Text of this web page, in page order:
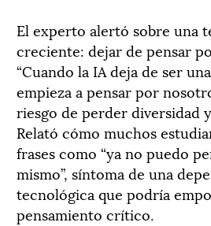
El experto alertó sobre una
creciente: dejar de pensar
“Cuando la IA deja de ser
empieza a pensar por
riesgo de perder diversidad
Relató cómo muchos
frases como “ya no puedo
mismo”, síntoma de una
tecnológica que podría
pensamiento crítico.